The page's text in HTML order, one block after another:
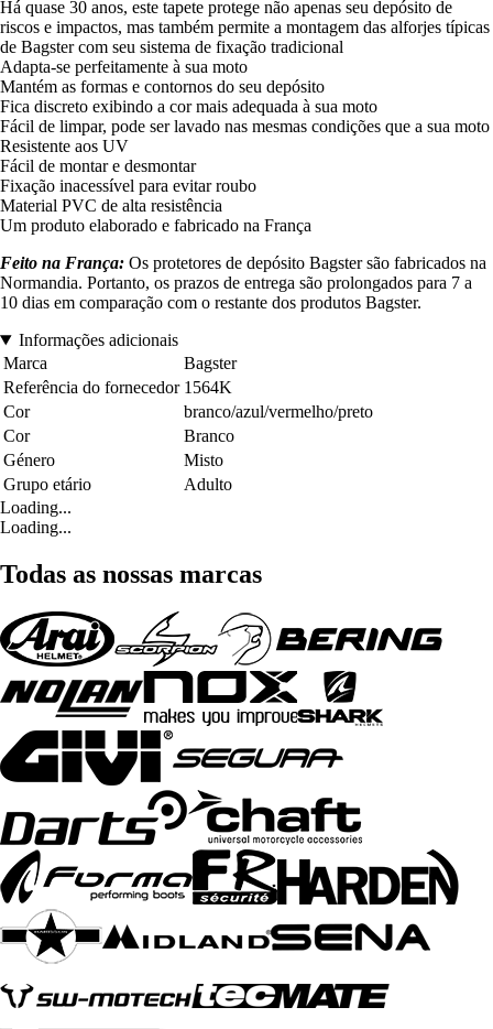
Há quase 30 anos, este tapete protege não apenas seu depósito de
riscos e impactos, mas também permite a montagem das alforjes típicas
de Bagster com seu sistema de fixação tradicional
Adapta-se perfeitamente à sua moto
Mantém as formas e contornos do seu depósito
Fica discreto exibindo a cor mais adequada à sua moto
Fácil de limpar, pode ser lavado nas mesmas condições que a sua moto
Resistente aos UV
Fácil de montar e desmontar
Fixação inacessível para evitar roubo
Material PVC de alta resistência
Um produto elaborado e fabricado na França
Feito na França: Os protetores de depósito Bagster são fabricados na
Normandia. Portanto, os prazos de entrega são prolongados para 7 a
10 dias em comparação com o restante dos produtos Bagster.
Informações adicionais
Marca
Bagster
Referência do fornecedor 1564K
Cor
branco/azul/vermelho/preto
Cor
Branco
Género
Misto
Grupo etário
Adulto
Loading...
Loading...
Todas as nossas marcas